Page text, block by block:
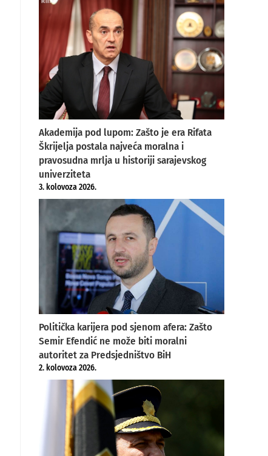
Akademija pod lupom: Zašto je era Rifata
Škrijelja postala najveća moralna i
pravosudna mrlja u historiji sarajevskog
univerziteta
3. kolovoza 2026.
Politička karijera pod sjenom afera: Zašto
Semir Efendić ne može biti moralni
autoritet za Predsjedništvo BiH
2. kolovoza 2026.